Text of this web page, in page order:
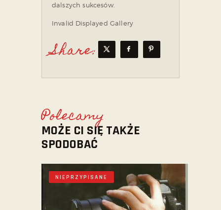
dalszych sukcesów.
Invalid Displayed Gallery
Share:
Polecamy
MOŻE CI SIĘ TAKŻE
SPODOBAĆ
NIEPRZYPISANE